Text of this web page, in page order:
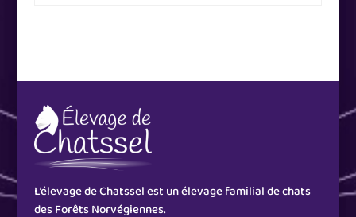
L’élevage de Chatssel est un élevage familial de chats
des Forêts Norvégiennes.